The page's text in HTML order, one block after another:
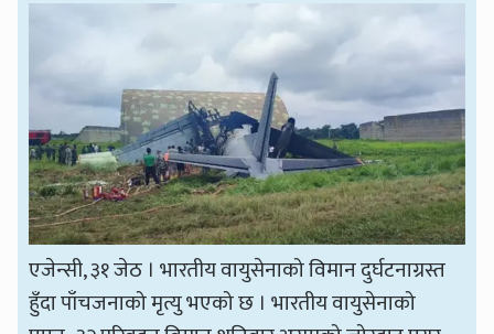
एजेन्सी, ३१ जेठ । भारतीय वायुसेनाको विमान दुर्घटनाग्रस्त
हुँदा पाँचजनाको मृत्यु भएको छ । भारतीय वायुसेनाको